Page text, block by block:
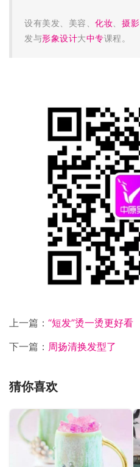
设有美发、美容、化妆 摄影
发与形象设计大中专课程。
上一篇： “短发”烫一烫更好看
下一篇： 周扬清换发型了
猜你喜欢